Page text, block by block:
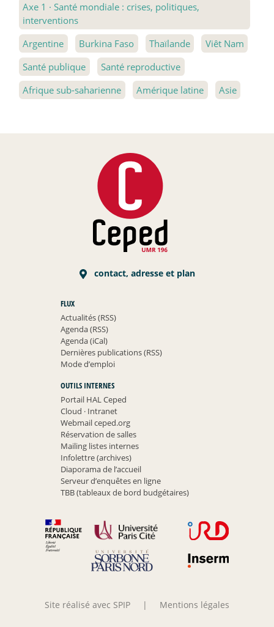
Axe 1 · Santé mondiale : crises, politiques,
interventions
Argentine
Burkina Faso Thaïlande
Viêt Nam
Santé publique
Santé reproductive
Afrique sub-saharienne
Amérique latine Asie
contact, adresse et plan
FLUX
Actualités (RSS)
Agenda (RSS)
Agenda (iCal)
Dernières publications (RSS)
Mode d’emploi
OUTILS INTERNES
Portail HAL Ceped
Cloud ·Intranet
Webmail ceped.org
Réservation de salles
Mailing listes internes
Infolettre (archives)
Diaporama de l’accueil
Serveur d’enquêtes en ligne
TBB (tableaux de bord budgétaires)
Site réalisé avec SPIP | Mentions légales